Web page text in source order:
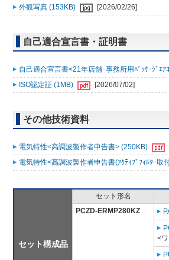
外観写真 (153KB) [2026/02/26]
自己適合宣言書・証明書
自己適合宣言書<21年店舗･事務所用ﾊﾟｯｹｰｼﾞｴｱ
ISO認定証 (1MB)
[2026/07/02]
その他技術資料
電気特性<高調波製作者申告書> (250KB)
電気特性<高調波製作者申告書(ｱｸﾃｨﾌﾞﾌｨﾙﾀｰ取
セット構成品
セット形名
PCZD-ERMP280KZ
<